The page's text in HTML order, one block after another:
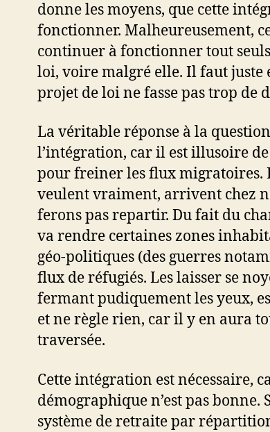
donne les moyens, que cette
fonctionner. Malheureusement,
continuer à fonctionner tout
loi, voire malgré elle. Il faut juste
projet de loi ne fasse pas trop de
La véritable réponse à la
l’intégration, car il est illusoire
pour freiner les flux migratoires.
veulent vraiment, arrivent chez
ferons pas repartir. Du fait du
va rendre certaines zones
géo-politiques (des guerres
flux de réfugiés. Les laisser se
fermant pudiquement les yeux,
et ne règle rien, car il y en aura
traversée.
Cette intégration est nécessaire,
démographique n’est pas bonne.
système de retraite par